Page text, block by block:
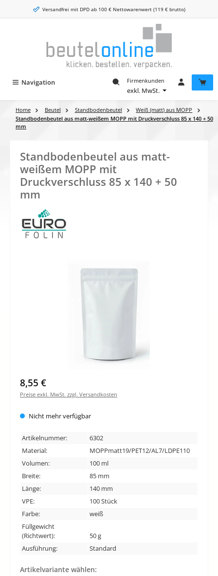
Zum Hauptinhalt springenVersandfrei mit DPD ab 100 € Nettowarenwert (119 € brutto)
Navigation Firmenkunden
exkl. MwSt.
Home Beutel Standbodenbeutel
Weiß (matt) aus MOPP
Standbodenbeutel aus matt-weißem MOPP mit Druckverschluss 85 x 140 + 50
mm
Standbodenbeutel aus matt-
weißem MOPP mit
Druckverschluss 85 x 140 + 50
mm
8,55 €
Preise exkl. MwSt. zzgl. Versandkosten
Nicht mehr verfügbar
Artikelnummer:
6302
Material:
MOPPmatt19/PET12/AL7/LDPE110
Volumen:
100 ml
Breite:
85 mm
Länge:
140 mm
VPE:
100 Stück
Farbe:
weiß
Füllgewicht
(Richtwert):
50 g
Ausführung:
Standard
Artikelvariante wählen: